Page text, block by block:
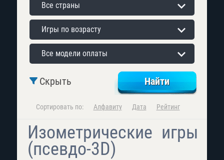
Все страны
Игры по возрасту
Все модели оплаты
Скрыть
Сортировать по: Алфавиту Дата Рейтинг
Изометрические игры
(псевдо-3D)